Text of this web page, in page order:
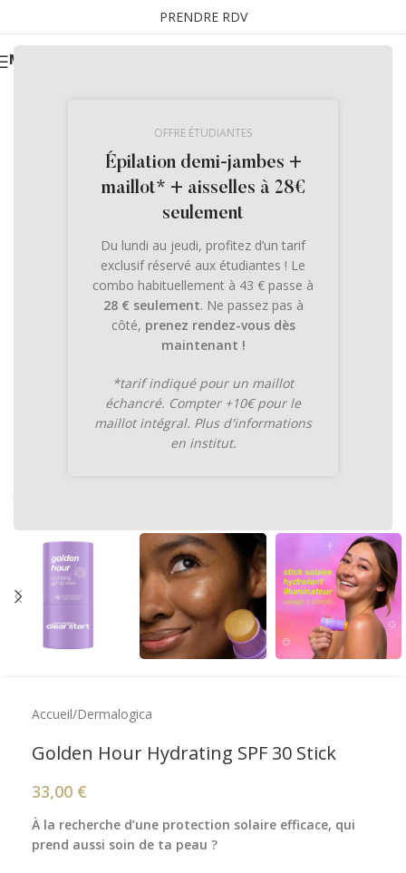
OFFRE ÉTUDIANTES
Épilation demi-jambes +
maillot* + aisselles à 28€
seulement
Du lundi au jeudi, profitez d’un tarif
exclusif réservé aux étudiantes ! Le
combo habituellement à 43 € passe à
28 € seulement. Ne passez pas à
côté, prenez rendez-vous dès
maintenant !
*tarif indiqué pour un maillot
échancré. Compter +10€ pour le
maillot intégral. Plus d'informations
en institut.
PRENDRE RDV
MENU
Accueil/Dermalogica
Golden Hour Hydrating SPF 30 Stick
33,00 €
À la recherche d’une protection solaire efficace, qui
prend aussi soin de ta peau ?